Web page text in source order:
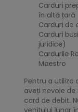
Carduri
în altă țară
Carduri de
Carduri
juridice)
Cardurile
Maestro
Pentru a utiliza
aveți nevoie
card de debit.